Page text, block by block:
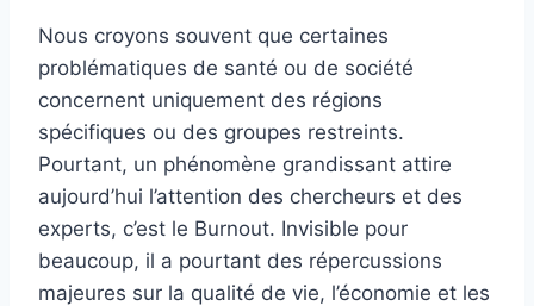
Nous croyons souvent que certaines
problématiques de santé ou de société
concernent uniquement des régions
spécifiques ou des groupes restreints.
Pourtant, un phénomène grandissant attire
aujourd’hui l’attention des chercheurs et des
experts, c’est le Burnout. Invisible pour
beaucoup, il a pourtant des répercussions
majeures sur la qualité de vie, l’économie et les